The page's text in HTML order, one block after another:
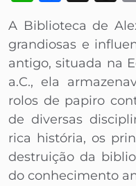
A Biblioteca de
grandiosas e
antigo, situada na
a.C., ela
rolos de papiro
de diversas
rica história, os
destruição da
do conhecimento